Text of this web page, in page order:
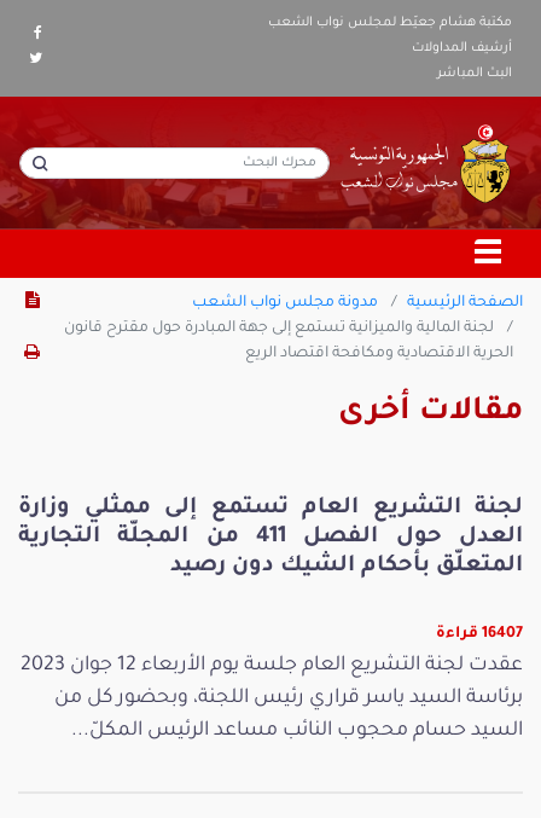
مكتبة هشام جعيّط لمجلس نواب الشعب
أرشيف المداولات
البث المباشر
الصفحة الرئيسية
مدونة مجلس نواب الشعب
لجنة المالية والميزانية تستمع إلى جهة المبادرة حول مقترح قانون
الحرية الاقتصادية ومكافحة اقتصاد الريع
مقالات أخرى
لجنة التشريع العام تستمع إلى ممثلي وزارة
العدل حول الفصل 411 من المجلّة التجارية
المتعلّق بأحكام الشيك دون رصيد
16407 قراءة
عقدت لجنة التشريع العام جلسة يوم الأربعاء 12 جوان 2023
برئاسة السيد ياسر قراري رئيس اللجنة، وبحضور كل من
السيد حسام محجوب النائب مساعد الرئيس المكلّ...